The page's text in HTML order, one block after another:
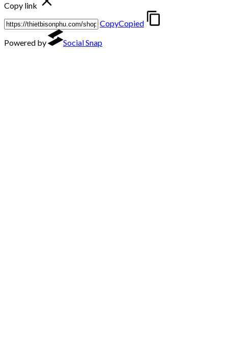
Copy link
CopyCopied
Powered by
Social Snap